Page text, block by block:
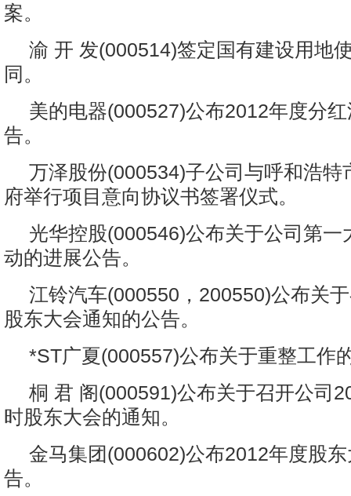
案。
渝 开 发(000514)签定国有建设用地
同。
美的电器(000527)公布2012年度分
告。
万泽股份(000534)子公司与呼和浩特
府举行项目意向协议书签署仪式。
光华控股(000546)公布关于公司第一
动的进展公告。
江铃汽车(000550，200550)公布关
股东大会通知的公告。
*ST广夏(000557)公布关于重整工作
桐 君 阁(000591)公布关于召开公司
时股东大会的通知。
金马集团(000602)公布2012年度股
告。